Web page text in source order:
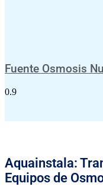
Fuente Osmosis
Aquainstala:
Equipos de